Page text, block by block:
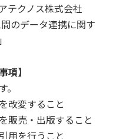
テクノス株式会社
のデータ連携に関す
項】
改変すること
販売・出版すること
用を行うこと